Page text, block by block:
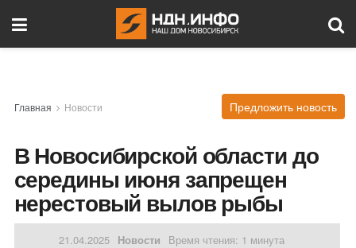
Главная Новости Предложить новость
В Новосибирской области до
середины июня запрещен
нерестовый вылов рыбы
21.04.2025 Новости Время чтения: 1 минута